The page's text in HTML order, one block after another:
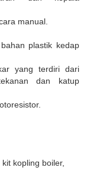
manual.
plastik kedap
yang terdiri dari
dan katup
kopling boiler,